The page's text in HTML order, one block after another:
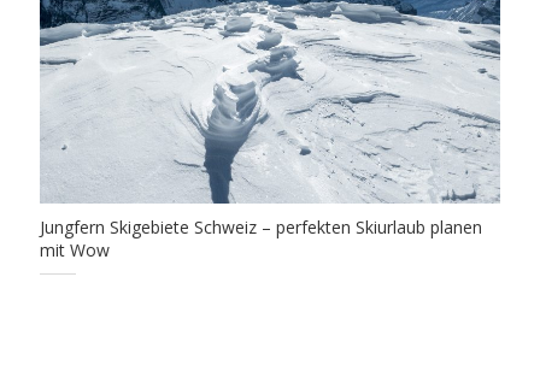
Jungfern Skigebiete Schweiz – perfekten Skiurlaub planen
mit Wow